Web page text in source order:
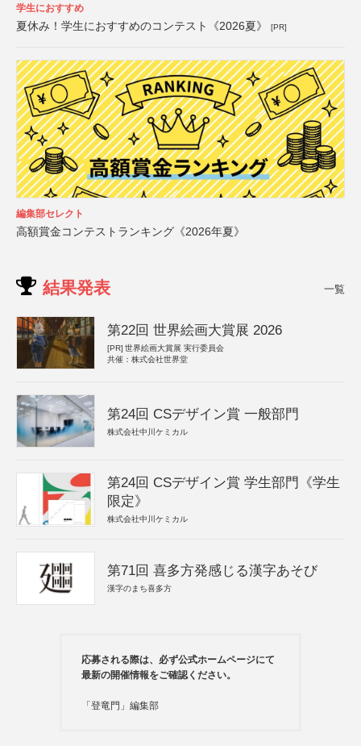
学生におすすめ
夏休み！学生におすすめのコンテスト《2026夏》 [PR]
編集部セレクト
高額賞金コンテストランキング《2026年夏》
結果発表 一覧
第22回 世界絵画大賞展 2026
[PR] 世界絵画大賞展 実行委員会
共催：株式会社世界堂
第24回 CSデザイン賞 一般部門
株式会社中川ケミカル
第24回 CSデザイン賞 学生部門《学生
限定》
株式会社中川ケミカル
第71回 喜多方発感じる漢字あそび
漢字のまち喜多方
応募される際は、必ず公式ホームページにて
最新の開催情報をご確認ください。
「登竜門」編集部